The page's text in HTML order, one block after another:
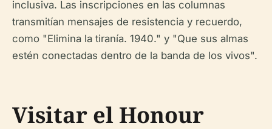
inclusiva. Las inscripciones en las columnas
transmitían mensajes de resistencia y recuerdo,
como "Elimina la tiranía. 1940." y "Que sus almas
estén conectadas dentro de la banda de los vivos".
Visitar el Honour